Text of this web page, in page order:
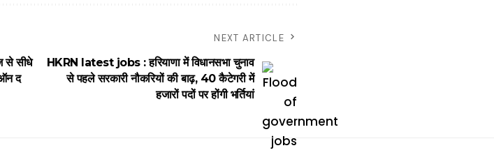
से सीधे
द
NEXT ARTICLE
HKRN latest jobs : हरियाणा में विधानसभा चुनाव
से पहले सरकारी नौकरियों की बाढ़, 40 कैटेगरी में
हजारों पदों पर होंगी भर्तियां